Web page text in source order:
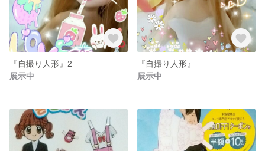
『自撮り人形』2
展示中
『自撮り人形』
展示中